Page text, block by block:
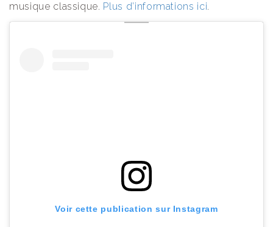
musique classique. Plus d’informations ici.
Voir cette publication sur Instagram